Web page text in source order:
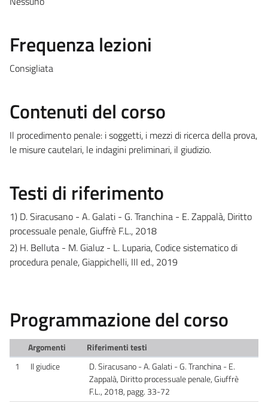
Frequenza lezioni
Consigliata
Contenuti del corso
Il procedimento penale: i soggetti, i mezzi di ricerca della prova,
le misure cautelari, le indagini preliminari, il giudizio.
Testi di riferimento
1) D. Siracusano - A. Galati - G. Tranchina - E. Zappalà, Diritto
processuale penale, Giuffrè F.L., 2018
2) H. Belluta - M. Gialuz - L. Luparia, Codice sistematico di
procedura penale, Giappichelli, III ed., 2019
Programmazione del corso
Argomenti
Riferimenti testi
1
Il giudice
D. Siracusano - A. Galati - G. Tranchina - E.
Zappalà, Diritto processuale penale, Giuffrè
F.L., 2018, pagg. 33-72